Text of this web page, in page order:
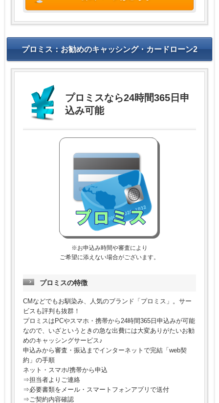
プロミス：お勧めのキャッシング・カードローン2
プロミスなら24時間365日申
込み可能
※お申込み時間や審査により
ご希望に添えない場合がございます。
プロミスの特徴
CMなどでもお馴染み、人気のブランド「プロミス」。サー
ビスも評判も抜群！
プロミスはPCやスマホ・携帯から24時間365日申込みが可能
なので、いざというときの急な出費には大変ありがたいお勧
めのキャッシングサービス♪
申込みから審査・振込までインターネットで完結「web契
約」の手順
ネット・スマホ/携帯から申込
⇒担当者よりご連絡
⇒必要書類をメール・スマートフォンアプリで送付
⇒ご契約内容確認